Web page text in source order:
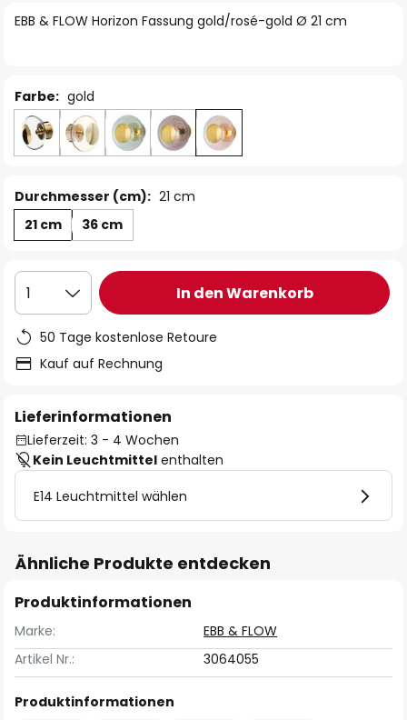
EBB & FLOW Horizon Fassung gold/rosé-gold Ø 21 cm
Farbe: gold
Durchmesser (cm): 21 cm
21 cm
36 cm
1 In den Warenkorb
50 Tage kostenlose Retoure
Kauf auf Rechnung
Lieferinformationen
Lieferzeit: 3 - 4 Wochen
Kein Leuchtmittel enthalten
E14 Leuchtmittel wählen
Ähnliche Produkte entdecken
Produktinformationen
Marke:
EBB & FLOW
Artikel Nr.:
3064055
Produktinformationen